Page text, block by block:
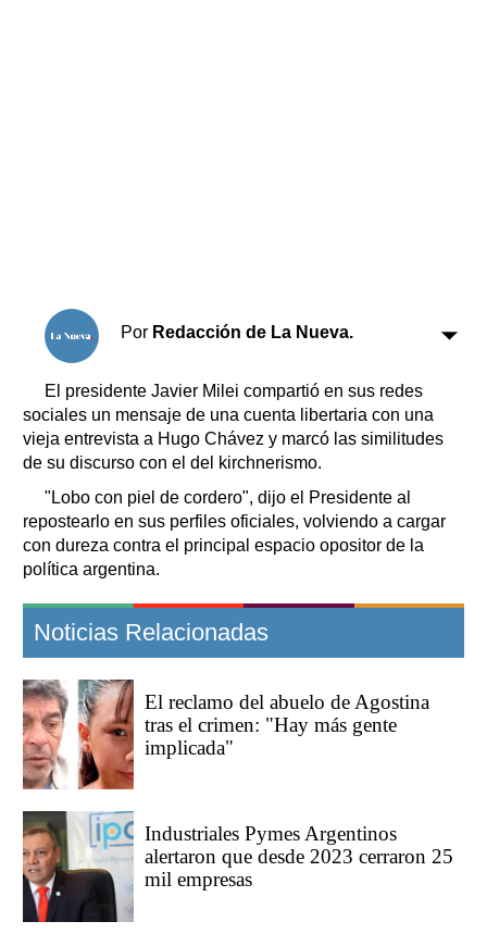
Por Redacción de La Nueva.
El presidente Javier Milei compartió en sus redes
sociales un mensaje de una cuenta libertaria con una
vieja entrevista a Hugo Chávez y marcó las similitudes
de su discurso con el del kirchnerismo.
"Lobo con piel de cordero", dijo el Presidente al
repostearlo en sus perfiles oficiales, volviendo a cargar
con dureza contra el principal espacio opositor de la
política argentina.
Noticias Relacionadas
El reclamo del abuelo de Agostina
tras el crimen: "Hay más gente
implicada"
Industriales Pymes Argentinos
alertaron que desde 2023 cerraron 25
mil empresas